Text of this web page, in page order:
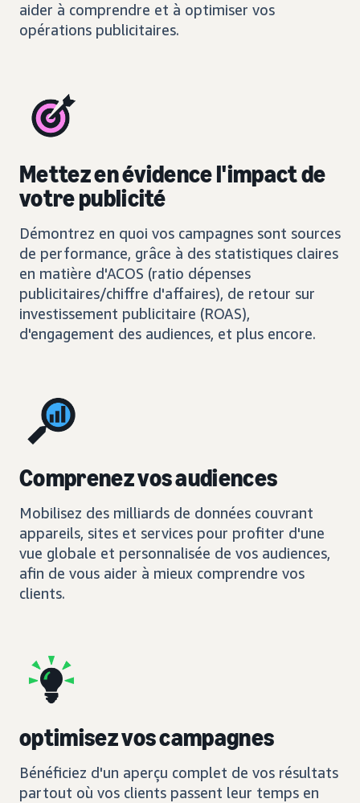
aider à comprendre et à optimiser vos
opérations publicitaires.
Mettez en évidence l'impact de
votre publicité
Démontrez en quoi vos campagnes sont sources
de performance, grâce à des statistiques claires
en matière d'ACOS (ratio dépenses
publicitaires/chiffre d'affaires), de retour sur
investissement publicitaire (ROAS),
d'engagement des audiences, et plus encore.
Comprenez vos audiences
Mobilisez des milliards de données couvrant
appareils, sites et services pour profiter d'une
vue globale et personnalisée de vos audiences,
afin de vous aider à mieux comprendre vos
clients.
optimisez vos campagnes
Bénéficiez d'un aperçu complet de vos résultats
partout où vos clients passent leur temps en